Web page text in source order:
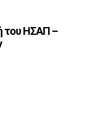
του ΗΣΑΠ –